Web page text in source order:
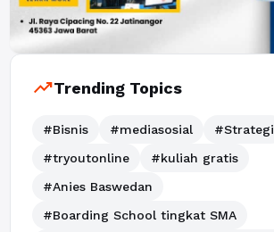
trending_upTrending Topics
#Bisnis #mediasosial
#Strategi
#tryoutonline
#kuliah gratis
#Anies Baswedan
#Boarding School tingkat SMA